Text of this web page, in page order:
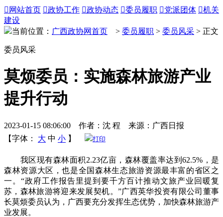
 网站首页 政协工作 政协动态 委员履职 党派团体 机关
建设
当前位置： 广西政协网首页 > 委员履职 > 委员风采 > 正文
委员风采
莫烦委员：实施森林旅游产业
提升行动
2023-01-15 08:06:00 作者：沈 程 来源：广西日报
【字体：
大 中 小 】 打印
我区现有森林面积2.23亿亩，森林覆盖率达到62.5%，是
森林资源大区，也是全国森林生态旅游资源最丰富的省区之
一。“政府工作报告里提到要千方百计推动文旅产业回暖复
苏，森林旅游将迎来发展契机。”广西英华投资有限公司董事
长莫烦委员认为，广西要充分发挥生态优势，加快森林旅游产
业发展。